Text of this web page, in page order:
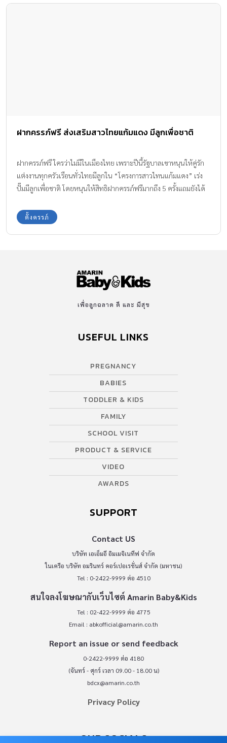
ฝากครรภ์ฟรี ส่งเสริมสาวไทยแก้มแดง มีลูกเพื่อชาติ
ฝากครรภ์ฟรี ใครว่าไม่มีในเมืองไทย เพราะปีนี้รัฐบาลเขาหนุนให้คู่รัก
แต่งงานทุกครัวเรือนทั่วไทยมีลูกใน “โครงการสาวไทนแก้มแดง” เร่ง
ปั๊มมีลูกเพื่อชาติ โดยหนุนให้สิทธิฝากครรภ์ฟรีมากถึง 5 ครั้งแถมยังได้
ในเรื่องนี้มาบอกต่อให้ได้ทราบกันค่ะ
ตั้งครรภ์
เพื่อลูกฉลาด ดี และ มีสุข
USEFUL LINKS
PREGNANCY
BABIES
TODDLER & KIDS
FAMILY
SCHOOL VISIT
PRODUCT & SERVICE
VIDEO
AWARDS
SUPPORT
Contact US
บริษัท เอเอ็มอี อิมเมจิเนทีฟ จำกัด
ในเครือ บริษัท อมรินทร์ คอร์เปอเรชั่นส์ จำกัด (มหาชน)
Tel : 0-2422-9999 ต่อ 4510
สนใจลงโฆษณากับเว็บไซต์ Amarin Baby&Kids
Tel : 02-422-9999 ต่อ 4775
Email : abkofficial@amarin.co.th
Report an issue or send feedback
0-2422-9999 ต่อ 4180
(จันทร์ - ศุกร์ เวลา 09.00 - 18.00 น)
bdcx@amarin.co.th
Privacy Policy
OUR SOCIALS